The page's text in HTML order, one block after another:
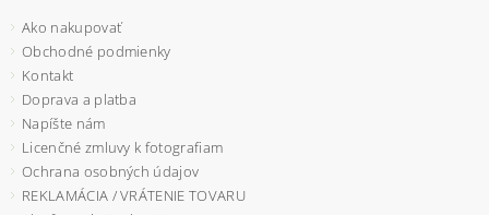
Ako nakupovať
Obchodné podmienky
Kontakt
Doprava a platba
Napíšte nám
Licenčné zmluvy k fotografiam
Ochrana osobných údajov
REKLAMÁCIA / VRÁTENIE TOVARU